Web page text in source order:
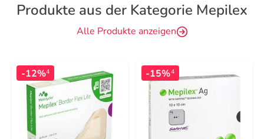
Produkte aus der Kategorie Mepilex
Alle Produkte anzeigen
-12%4 -15%4